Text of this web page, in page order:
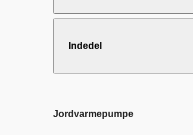
Indedel
Jordvarmepumpe